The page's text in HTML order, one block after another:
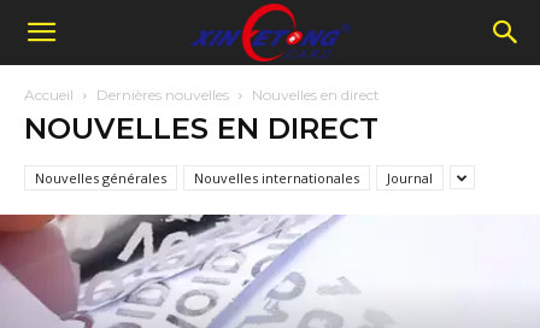
Accueil Dernières nouvelles Nouvelles en direct
NOUVELLES EN DIRECT
Nouvelles générales Nouvelles internationales Journal